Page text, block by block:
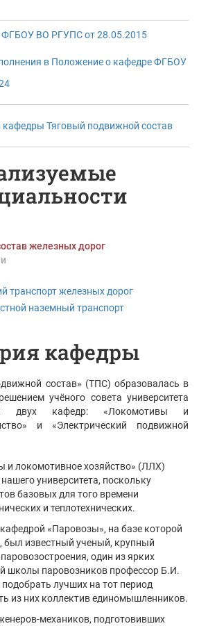
ВО РГУПC от 28.05.2015
в Положение о кафедре ФГБОУ
кафедры Тяговый подвижной состав
железных дорог
транспорт железных дорог
наземный транспорт
кафедры
состав» (ТПС) образовалась в
учёного совета университета
двух кафедр: «Локомотивы и
и «Электрический подвижной
и локомотивное хозяйство» (ЛЛХ)
университета, поскольку
базовых для того времени
и теплотехнических.
«Паровозы», на базе которой
был известный ученый, крупный
один из ярких
школы паровозников профессор Б.И.
лучших на тот период
из них коллектив единомышленников.
механиков, подготовивших